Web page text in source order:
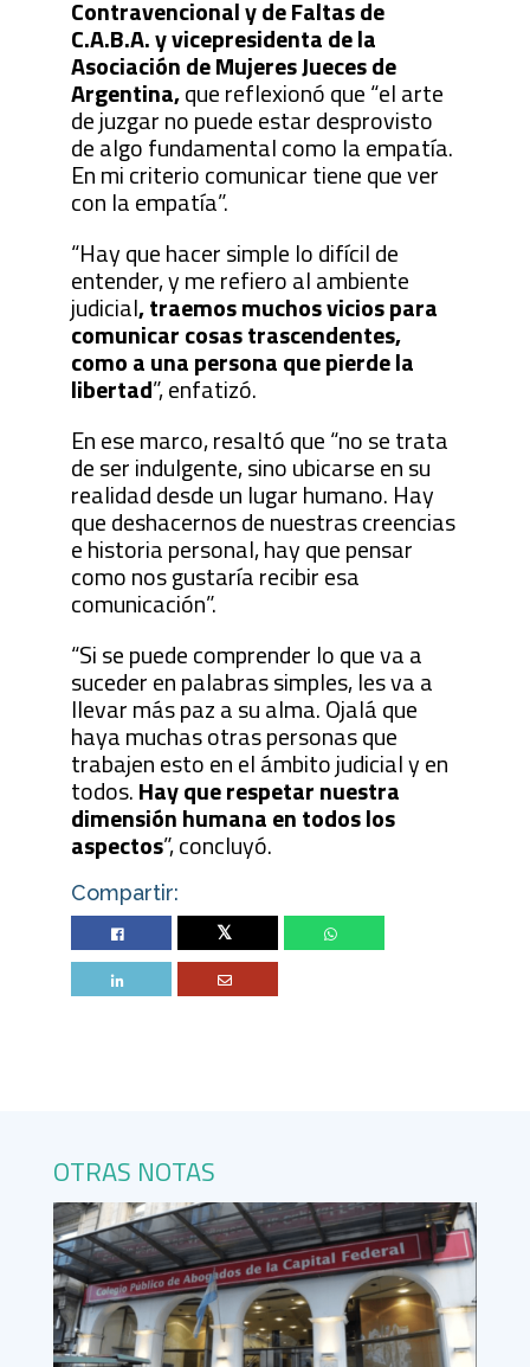
Contravencional y de Faltas de
C.A.B.A. y vicepresidenta de la
Asociación de Mujeres Jueces de
Argentina,que reflexionó que “el arte
de juzgar no puede estar desprovisto
de algo fundamental como la empatía.
En mi criterio comunicar tiene que ver
con la empatía”.
“Hay que hacer simple lo difícil de
entender, y me refiero al ambiente
judicial, traemos muchos vicios para
comunicar cosas trascendentes,
como a una persona que pierde la
libertad”, enfatizó.
En ese marco, resaltó que “no se trata
de ser indulgente, sino ubicarse en su
realidad desde un lugar humano. Hay
que deshacernos de nuestras creencias
e historia personal, hay que pensar
como nos gustaría recibir esa
comunicación”.
“Si se puede comprender lo que va a
suceder en palabras simples, les va a
llevar más paz a su alma. Ojalá que
haya muchas otras personas que
trabajen esto en el ámbito judicial y en
todos.Hay que respetar nuestra
dimensión humana en todos los
aspectos”, concluyó.
Compartir:
Twitter
OTRAS NOTAS